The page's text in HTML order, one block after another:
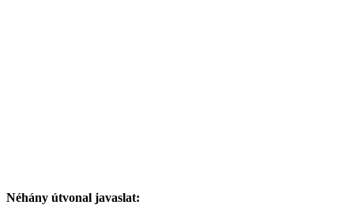
Néhány útvonal javaslat: